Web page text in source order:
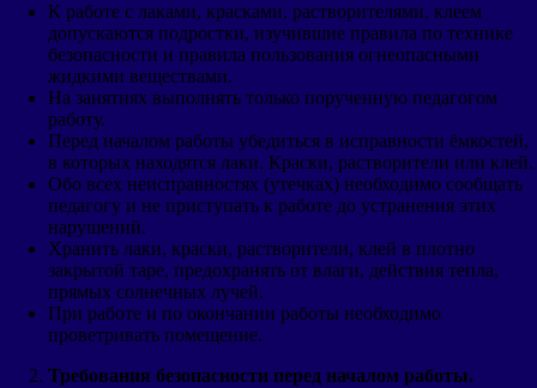
К работе с лаками, красками, растворителями, клеем
допускаются подростки, изучившие правила по технике
безопасности и правила пользования огнеопасными
жидкими веществами.
На занятиях выполнять только порученную педагогом
работу.
Перед началом работы убедиться в исправности ёмкостей,
в которых находятся лаки. Краски, растворители или клей.
Обо всех неисправностях (утечках) необходимо сообщать
педагогу и не приступать к работе до устранения этих
нарушений.
Хранить лаки, краски, растворители, клей в плотно
закрытой таре, предохранять от влаги, действия тепла,
прямых солнечных лучей.
При работе и по окончании работы необходимо
проветривать помещение.
Требования безопасности перед началом работы.